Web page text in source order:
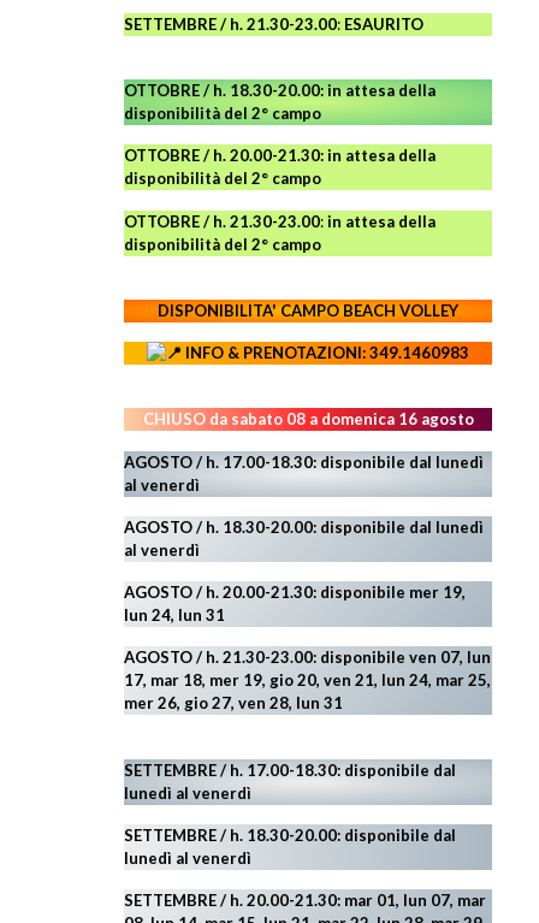
SETTEMBRE / h. 21.30-23.00: ESAURITO
OTTOBRE / h. 18.30-20.00:in attesa della
disponibilità del 2° campo
OTTOBRE / h. 20.00-21.30:in attesa della
disponibilità del 2° campo
OTTOBRE / h. 21.30-23.00:in attesa della
disponibilità del 2° campo
DISPONIBILITA' CAMPOBEACH VOLLEY
INFO & PRENOTAZIONI: 349.1460983
CHIUSO da sabato 08 a domenica 16 agosto
AGOSTO / h. 17.00-18.30: disponibile dal lunedì
al venerdì
AGOSTO/ h. 18.30-20.00: disponibile dal lunedì
al venerdì
AGOSTO / h. 20.00-21.30: disponibile mer 19,
lun 24, lun 31
AGOSTO/ h. 21.30-23.00: disponibile ven 07, lun
17, mar 18, mer 19, gio 20, ven 21, lun 24, mar 25,
mer 26, gio 27, ven 28, lun 31
SETTEMBRE / h. 17.00-18.30: disponibile dal
lunedì al venerdì
SETTEMBRE / h. 18.30-20.00: disponibile dal
lunedì al venerdì
SETTEMBRE / h. 20.00-21.30: mar 01, lun 07, mar